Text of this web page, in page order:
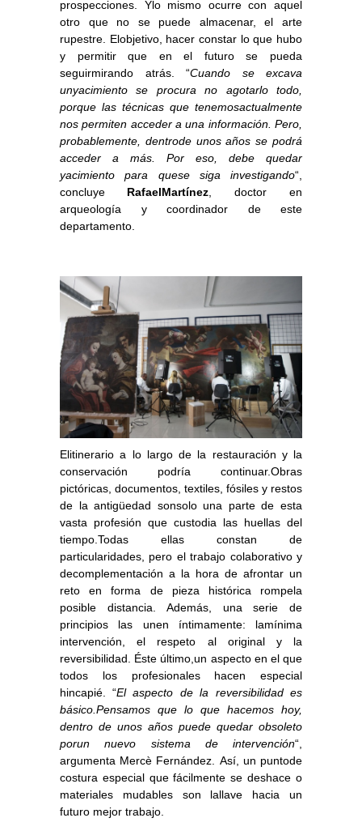
prospecciones. Ylo mismo ocurre con aquel
otro que no se puede almacenar, el arte
rupestre. Elobjetivo, hacer constar lo que hubo
y permitir que en el futuro se pueda
seguirmirando atrás. “Cuando se excava
unyacimiento se procura no agotarlo todo,
porque las técnicas que tenemosactualmente
nos permiten acceder a una información. Pero,
probablemente, dentrode unos años se podrá
acceder a más. Por eso, debe quedar
yacimiento para quese siga investigando“,
concluye RafaelMartínez, doctor en
arqueología y coordinador de este
departamento.
Elitinerario a lo largo de la restauración y la
conservación podría continuar.Obras
pictóricas, documentos, textiles, fósiles y restos
de la antigüedad sonsolo una parte de esta
vasta profesión que custodia las huellas del
tiempo.Todas ellas constan de
particularidades, pero el trabajo colaborativo y
decomplementación a la hora de afrontar un
reto en forma de pieza histórica rompela
posible distancia. Además, una serie de
principios las unen íntimamente: lamínima
intervención, el respeto al original y la
reversibilidad. Éste último,un aspecto en el que
todos los profesionales hacen especial
hincapié. “El aspecto de la reversibilidad es
básico.Pensamos que lo que hacemos hoy,
dentro de unos años puede quedar obsoleto
porun nuevo sistema de intervención“,
argumenta Mercè Fernández. Así, un puntode
costura especial que fácilmente se deshace o
materiales mudables son lallave hacia un
futuro mejor trabajo.